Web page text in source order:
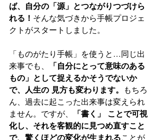
ば、自分の「源」とつながりつづけら
れる！ そんな気づきから手帳プロジェ
クトがスタートしました。
「ものがたり手帳」を使うと…同じ出
来事でも、
「自分にとって意味のある
もの」として捉えるかそうでないか
で、人生の 見方も変わります。
もちろ
ん、過去に起こった出来事は変えられ
ません。ですが、
「書く」 ことで可視
化し、それを客観的に見つめ直すこと
で、驚くほどの変化が生まれることが